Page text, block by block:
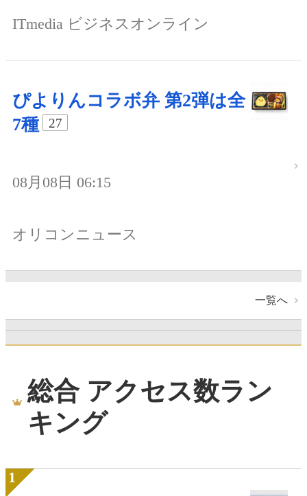
ITmedia ビジネスオンライン
ぴよりんコラボ弁 第2弾は全
7種
27
08月08日 06:15
オリコンニュース
一覧へ
総合 アクセス数ラン
キング